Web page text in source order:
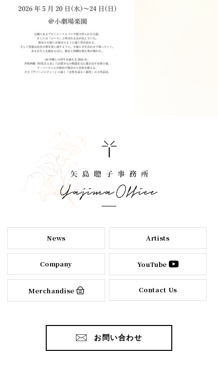
News Artists
Company YouTube
Merchandise Contact Us
お問い合わせ